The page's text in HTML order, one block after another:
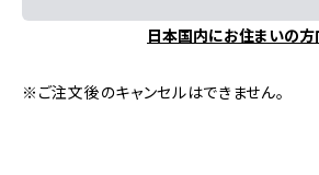
日本国内にお住まいの方
※ご注文後のキャンセルはできません。